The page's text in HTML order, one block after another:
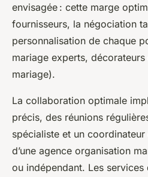
envisagée : cette marge
fournisseurs, la négociation
personnalisation de chaque
mariage experts, décorateurs
mariage).
La collaboration optimale
précis, des réunions
spécialiste et un coordinateur
d’une agence organisation
ou indépendant. Les services